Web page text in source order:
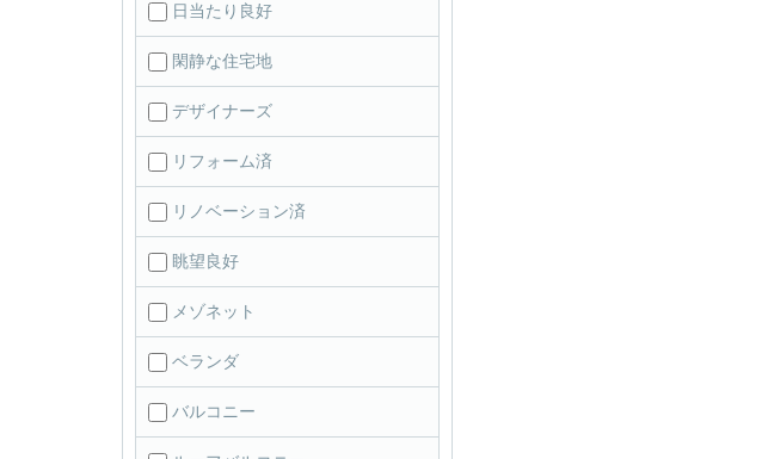
日当たり良好
閑静な住宅地
デザイナーズ
リフォーム済
リノベーション済
眺望良好
メゾネット
ベランダ
バルコニー